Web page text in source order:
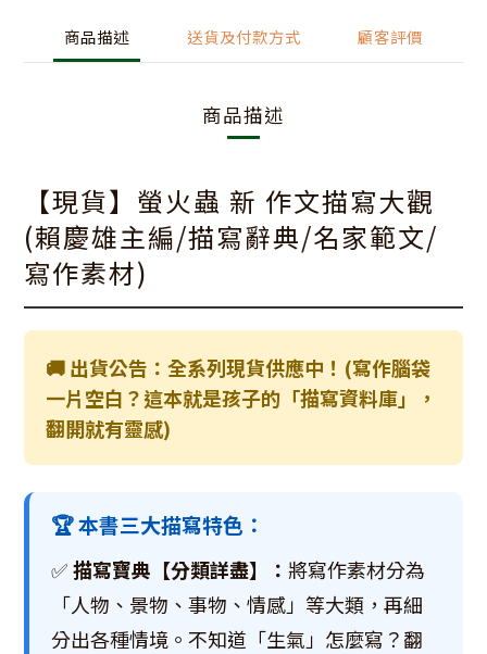
商品描述 送貨及付款方式 顧客評價
商品描述
【現貨】螢火蟲 新 作文描寫大觀
(賴慶雄主編/描寫辭典/名家範文/
寫作素材)
🚚 出貨公告：全系列現貨供應中！(寫作腦袋
一片空白？這本就是孩子的「描寫資料庫」，
翻開就有靈感)
🏆 本書三大描寫特色：
✅描寫寶典【分類詳盡】： 將寫作素材分為
「人物、景物、事物、情感」等大類，再細
分出各種情境。不知道「生氣」怎麼寫？翻